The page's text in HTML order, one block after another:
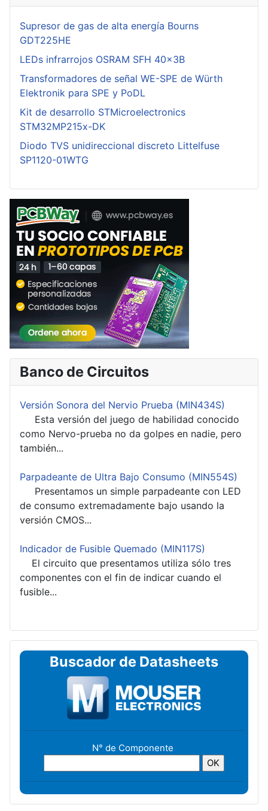
Supresor de gas de alta energía Bourns
GDT225HE
LEDs infrarrojos OSRAM SFH 40x3B
Transformadores de señal WE-SPE de Würth
Elektronik para SPE y PoDL
Kit de desarrollo STMicroelectronics
STM32MP215x-DK
Diodo TVS unidireccional discreto Littelfuse
SP1120-01WTG
Banco de Circuitos
Versión Sonora del Nervio Prueba (MIN434S)
Esta versión del juego de habilidad conocido
como Nervo-prueba no da golpes en nadie, pero
también...
Parpadeante de Ultra Bajo Consumo (MIN554S)
Presentamos un simple parpadeante con LED
de consumo extremadamente bajo usando la
versión CMOS...
Indicador de Fusible Quemado (MIN117S)
El circuito que presentamos utiliza sólo tres
componentes con el fin de indicar cuando el
fusible...
Buscador de Datasheets
N° de Componente